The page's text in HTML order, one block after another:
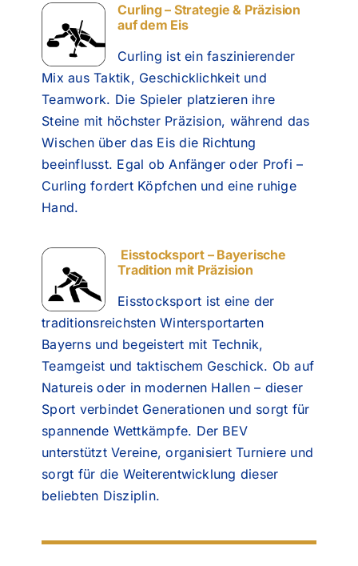
Curling – Strategie & Präzision
auf dem Eis
Curling ist ein faszinierender
Mix aus Taktik, Geschicklichkeit und
Teamwork. Die Spieler platzieren ihre
Steine mit höchster Präzision, während das
Wischen über das Eis die Richtung
beeinflusst. Egal ob Anfänger oder Profi –
Curling fordert Köpfchen und eine ruhige
Hand.
Eisstocksport – Bayerische
Tradition mit Präzision
Eisstocksport ist eine der
traditionsreichsten Wintersportarten
Bayerns und begeistert mit Technik,
Teamgeist und taktischem Geschick. Ob auf
Natureis oder in modernen Hallen – dieser
Sport verbindet Generationen und sorgt für
spannende Wettkämpfe. Der BEV
unterstützt Vereine, organisiert Turniere und
sorgt für die Weiterentwicklung dieser
beliebten Disziplin.